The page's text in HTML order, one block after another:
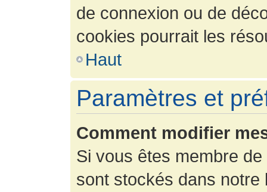
de connexion ou de
cookies pourrait les
Haut
Paramètres et
Comment modifier
Si vous êtes membre
sont stockés dans